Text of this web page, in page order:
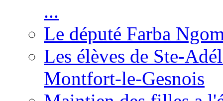
...
Le député Farba
Les élèves de Ste-
Montfort-le-Gesnois